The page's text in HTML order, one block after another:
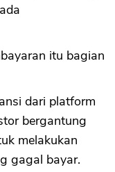
itu bagian
dari platform
bergantung
melakukan
gagal bayar.